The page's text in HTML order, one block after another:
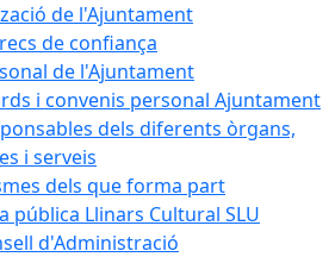
de l'Ajuntament
de confiança
de l'Ajuntament
i convenis personal Ajuntament
dels diferents òrgans,
i serveis
dels que forma part
pública Llinars Cultural SLU
d'Administració